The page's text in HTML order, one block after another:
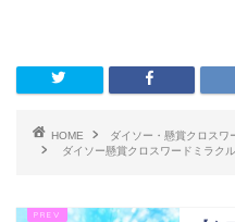
HOME
ダイソー・懸賞クロスワ
ダイソー懸賞クロスワードミラク